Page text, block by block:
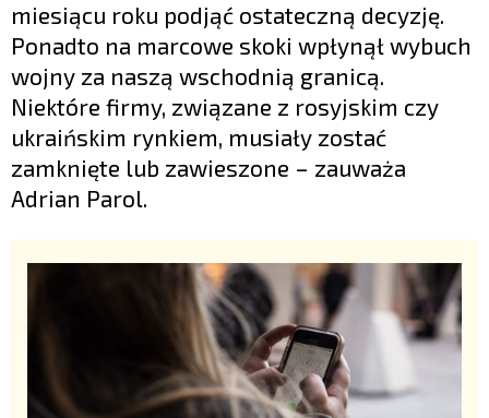
miesiącu roku podjąć ostateczną decyzję.
Ponadto na marcowe skoki wpłynął wybuch
wojny za naszą wschodnią granicą.
Niektóre firmy, związane z rosyjskim czy
ukraińskim rynkiem, musiały zostać
zamknięte lub zawieszone – zauważa
Adrian Parol.